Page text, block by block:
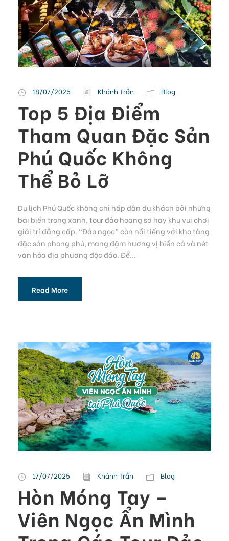
18/07/2025 Khánh Trần Blog
Top 5 Địa Điểm
Tham Quan Đặc Sản
Phú Quốc Không
Thể Bỏ Lỡ
Du lịch Phú Quốc không chỉ hấp dẫn du khách bởi những
bãi biển trong xanh, tour đảo hoang sơ hay khu vui chơi
giải trí đẳng cấp. “Đảo ngọc” còn nổi tiếng với kho tàng
đặc sản phong phú, mang đậm hương vị biển cả và nét
văn hóa địa phương độc đáo. Để...
Read More
17/07/2025 Khánh Trần Blog
Hòn Móng Tay –
Viên Ngọc Ẩn Mình